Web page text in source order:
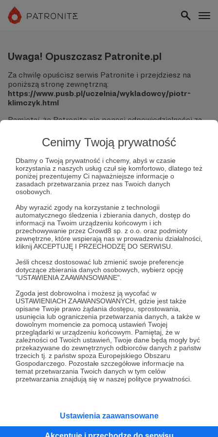
Cenimy Twoją prywatność
Dbamy o Twoją prywatność i chcemy, abyś w czasie
korzystania z naszych usług czuł się komfortowo, dlatego też
poniżej prezentujemy Ci najważniejsze informacje o
zasadach przetwarzania przez nas Twoich danych
osobowych.
Aby wyrazić zgody na korzystanie z technologii
automatycznego śledzenia i zbierania danych, dostęp do
informacji na Twoim urządzeniu końcowym i ich
przechowywanie przez Crowd8 sp. z o.o. oraz podmioty
zewnętrzne, które wspierają nas w prowadzeniu działalności,
kliknij AKCEPTUJĘ I PRZECHODZĘ DO SERWISU.
Jeśli chcesz dostosować lub zmienić swoje preferencje
dotyczące zbierania danych osobowych, wybierz opcję
"USTAWIENIA ZAAWANSOWANE".
Zgoda jest dobrowolna i możesz ją wycofać w
USTAWIENIACH ZAAWANSOWANYCH, gdzie jest także
opisane Twoje prawo żądania dostępu, sprostowania,
usunięcia lub ograniczenia przetwarzania danych, a także w
dowolnym momencie za pomocą ustawień Twojej
przeglądarki w urządzeniu końcowym. Pamiętaj, że w
zależności od Twoich ustawień, Twoje dane będą mogły być
przekazywane do zewnętrznych odbiorców danych z państw
trzecich tj. z państw spoza Europejskiego Obszaru
Gospodarczego. Pozostałe szczegółowe informacje na
temat przetwarzania Twoich danych w tym celów
przetwarzania znajdują się w naszej polityce prywatności.
Ustawienia zaawansowane
Uwaga! Opuszczasz Patronite.pl
Za chwilę opuścisz serwis Patronite i przejdziesz na
poniższą stronę zewnętrzną:
https://www.pusb.pl/uczelnia/wykladowcy/piotr-
klimczyk.html
Pamiętaj, że Patronite nie ponosi odpowiedzialności za
Nie podawaj swoich danych logowania ani informacji
Sprawdź dokładnie adres URL, zanim klikniesz przycisk
"Tak, przejdź do strony".
Jeśli masz wątpliwości, wróć do Patronite i zweryfikuj
link.
Czy na pewno chcesz kontynuować?
Tak, przejdź do strony
Pozostań na Patronite
Kategorie
O Patronite
Dodatkowe produkty
Pomoc
RegulaminPolityka prywatnościPatronite Commons